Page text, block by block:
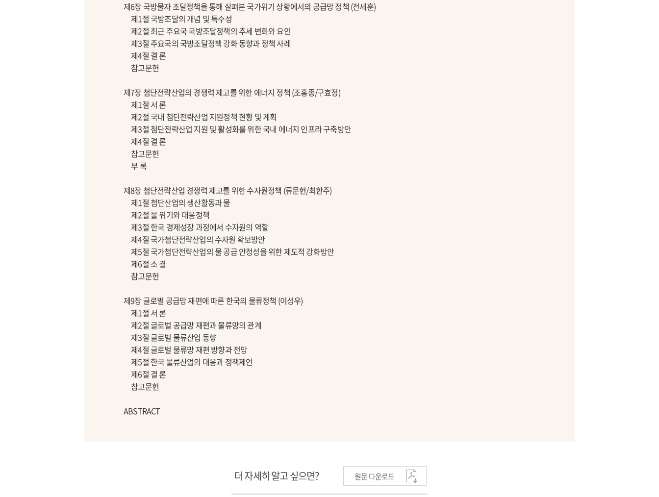
제6장 국방물자 조달정책을 통해 살펴본 국가위기 상황에서의 공급망 정책 (전세훈)
제1절 국방조달의 개념 및 특수성
제2절 최근 주요국 국방조달정책의 추세 변화와 요인
제3절 주요국의 국방조달정책 강화 동향과 정책 사례
제4절 결 론
참고문헌
제7장 첨단전략산업의 경쟁력 제고를 위한 에너지 정책 (조홍종/구효정)
제1절 서 론
제2절 국내 첨단전략산업 지원정책 현황 및 계획
제3절 첨단전략산업 지원 및 활성화를 위한 국내 에너지 인프라 구축방안
제4절 결 론
참고문헌
부 록
제8장 첨단전략산업 경쟁력 제고를 위한 수자원정책 (류문현/최한주)
제1절 첨단산업의 생산활동과 물
제2절 물 위기와 대응정책
제3절 한국 경제성장 과정에서 수자원의 역할
제4절 국가첨단전략산업의 수자원 확보방안
제5절 국가첨단전략산업의 물 공급 안정성을 위한 제도적 강화방안
제6절 소 결
참고문헌
제9장 글로벌 공급망 재편에 따른 한국의 물류정책 (이성우)
제1절 서 론
제2절 글로벌 공급망 재편과 물류망의 관계
제3절 글로벌 물류산업 동향
제4절 글로벌 물류망 재편 방향과 전망
제5절 한국 물류산업의 대응과 정책제언
제6절 결 론
참고문헌
ABSTRACT
더 자세히 알고 싶으면? 원문 다운로드